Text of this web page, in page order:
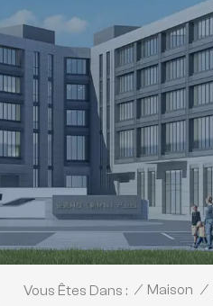
Vous Êtes Dans : / Maison /